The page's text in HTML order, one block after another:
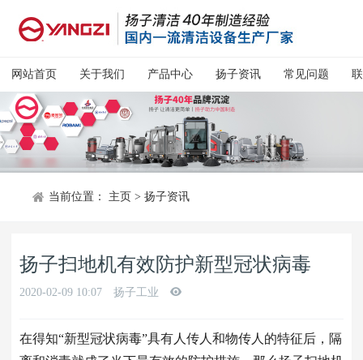
网站首页 关于我们 产品中心 扬子资讯 常见问题
当前位置： 主页 > 扬子资讯
扬子扫地机有效防护新型冠状病毒
2020-02-09 10:07 扬子工业
在得知“新型冠状病毒”具有人传人和物传人的特征后，隔